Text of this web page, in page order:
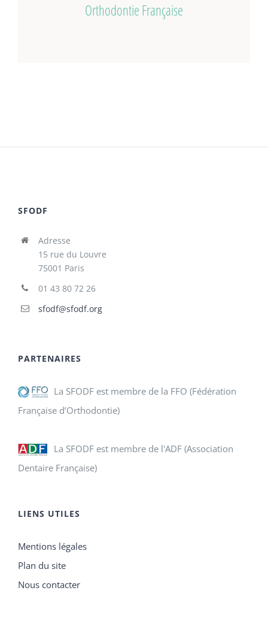
Orthodontie Française
SFODF
Adresse
15 rue du Louvre
75001 Paris
01 43 80 72 26
sfodf@sfodf.org
PARTENAIRES
La SFODF est membre de la FFO (Fédération
Française d’Orthodontie)
La SFODF est membre de l'ADF (Association
Dentaire Française)
LIENS UTILES
Mentions légales
Plan du site
Nous contacter